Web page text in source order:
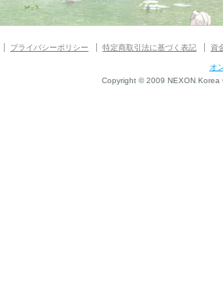
プライバシーポリシー 特定商取引法に基づく表記 資
オ
Copyright © 2009 NEXON Korea